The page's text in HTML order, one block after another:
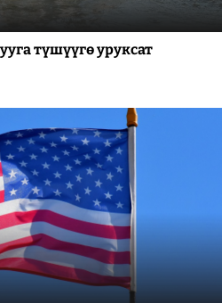
түшүүгө уруксат